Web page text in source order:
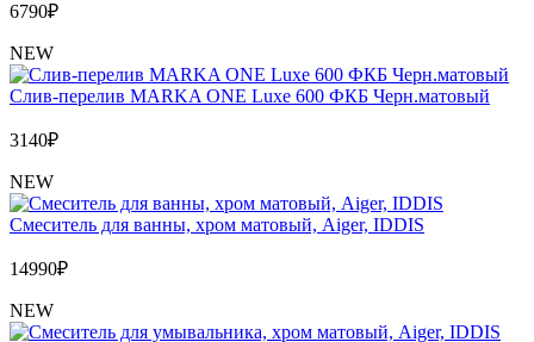
6790₽
NEW
Слив-перелив MARKA ONE Luxe 600 ФКБ Черн.матовый
3140₽
NEW
Cмеситель для ванны, хром матовый, Aiger, IDDIS
14990₽
NEW